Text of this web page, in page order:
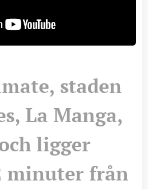
staden
La Manga,
ligger
minuter från